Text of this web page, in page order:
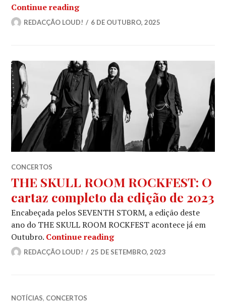
Continue readingGODARK lançam vídeo-clip para
REDACÇÃO LOUD! 6 DE OUTUBRO, 2025
CONCERTOS
THE SKULL ROOM ROCKFEST: O
cartaz completo da edição de 2023
Encabeçada pelos SEVENTH STORM, a edição deste
ano do THE SKULL ROOM ROCKFEST acontece já em
Outubro. Continue readingTHE SKULL ROOM
REDACÇÃO LOUD! 25 DE SETEMBRO, 2023
NOTÍCIAS, CONCERTOS